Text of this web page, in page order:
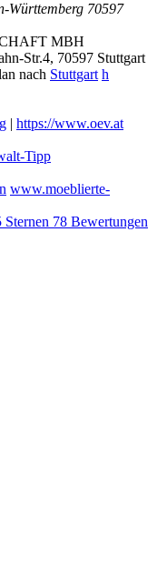
Württemberg 70597
MBH
Str.4, 70597 Stuttgart
nach Stuttgart h
| https://www.oev.at
Tipp
www.moeblierte-
Sternen 78 Bewertungen